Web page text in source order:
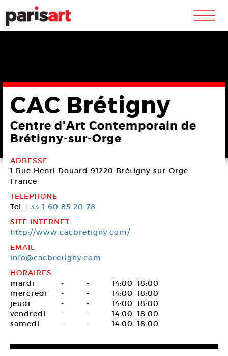
m
CAC Brétigny
Centre d'Art Contemporain de
Brétigny-sur-Orge
ADRESSE
1 Rue Henri Douard 91220 Brétigny-sur-Orge
France
TELEPHONE
Tel. : 33 1 60 85 20 78
SITE INTERNET
http://www.cacbretigny.com/
EMAIL
info@cacbretigny.com
HORAIRES
mardi
- - 14:00
18:00
mercredi
- - 14:00
18:00
jeudi
- - 14:00
18:00
vendredi
- - 14:00
18:00
samedi
- - 14:00 18:00